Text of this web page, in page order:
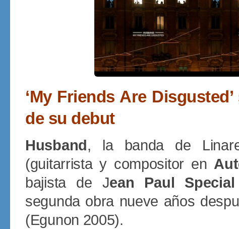
‘My Friends Are
de su debut
Husband, la banda de
(guitarrista y compositor en
bajista de Jean Paul Special
segunda obra nueve años
(Egunon 2005).